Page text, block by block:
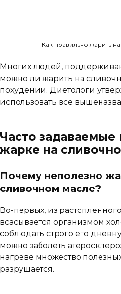
Как правильно жарить
Многих людей,
можно ли жарить на
похудении. Диетологи
использовать все
Часто задаваемые
жарке на
Почему неполезно
сливочном масле?
Во-первых, из
всасывается организмом
соблюдать строго его
можно заболеть
нагреве множество
разрушается.